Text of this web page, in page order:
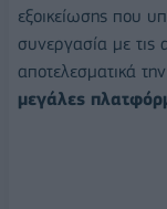
εξοικείωσης που
συνεργασία με τις
αποτελεσματικά την
μεγάλες